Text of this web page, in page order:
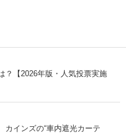
？【2026年版・人気投票実施
インズの“車内遮光カーテ